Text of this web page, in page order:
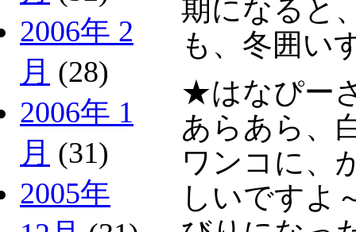
2006年 2
月 (28)
2006年 1
月 (31)
2005年
期になると
も、冬囲い
★はなぴー
あらあら、
ワンコに、
しいですよ